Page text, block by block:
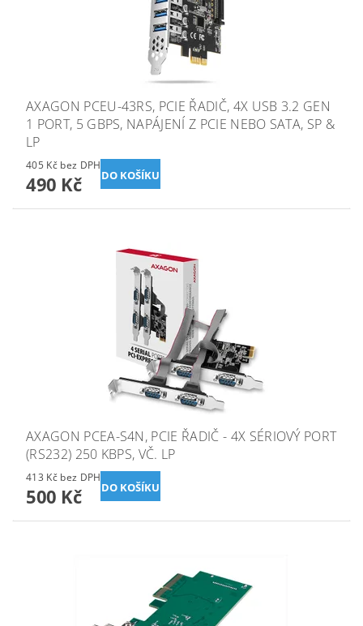
AXAGON PCEU-43RS, PCIE ŘADIČ, 4X USB 3.2 GEN
1 PORT, 5 GBPS, NAPÁJENÍ Z PCIE NEBO SATA, SP &
LP
405 Kč bez DPH
490 Kč
AXAGON PCEA-S4N, PCIE ŘADIČ - 4X SÉRIOVÝ PORT
(RS232) 250 KBPS, VČ. LP
413 Kč bez DPH
500 Kč